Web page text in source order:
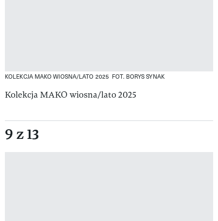
KOLEKCJA MAKO WIOSNA/LATO 2025 FOT. BORYS SYNAK
Kolekcja MAKO wiosna/lato 2025
9 z 13